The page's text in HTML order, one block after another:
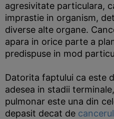
agresivitate particulara,
imprastie in organism,
diverse alte organe.
apara in orice parte a
predispuse in mod
Datorita faptului ca este
adesea in stadii
pulmonar este una din
depasit decat de